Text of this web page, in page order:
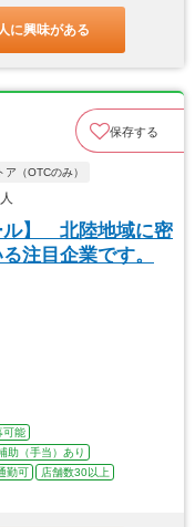
に興味がある
保存する
ア（OTCのみ）
ル】 北陸地域に密
注目企業です。
可能
助（手当）あり
勤可
店舗数30以上